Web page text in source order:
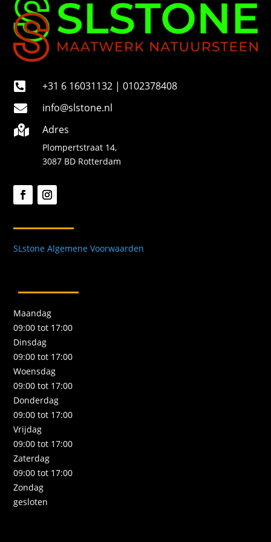

+31 6 16031132 | 0102378408

info@slstone.nl

Adres
Plompertstraat 14,
3087 BD Rotterdam
SLstone Algemene Voorwaarden
Maandag
09:00 tot 17:00
Dinsdag
09:00 tot 17:00
Woensdag
09:00 tot 17:00
Donderdag
09:00 tot 17:00
Vrijdag
09:00 tot 17:00
Zaterdag
09:00 tot 17:00
Zondag
gesloten